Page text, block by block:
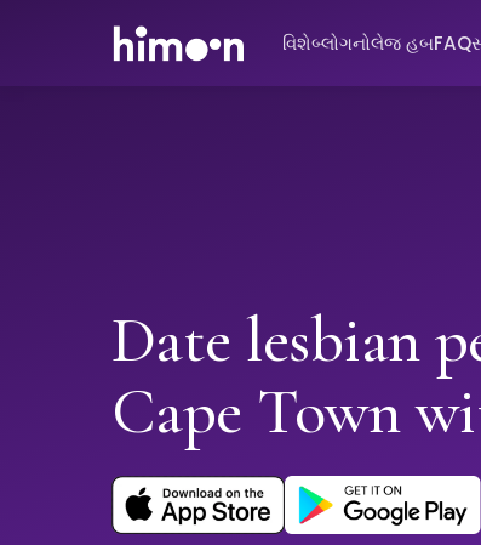
વિશેબ્લોગનોલેજ હબFAQ
Date lesbian
Cape Town